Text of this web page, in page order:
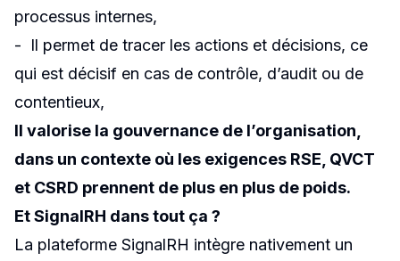
processus internes,
- Il permet de tracer les actions et décisions, ce
qui est décisif en cas de contrôle, d’audit ou de
contentieux,
Il valorise la gouvernance de l’organisation,
dans un contexte où les exigences RSE, QVCT
et CSRD prennent de plus en plus de poids.
Et SignalRH dans tout ça ?
La plateforme SignalRH intègre nativement un